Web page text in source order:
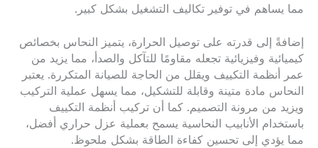
مما يساهم في توفير تكاليف التشغيل بشكل كبير.
إضافةً إلى قدرته على توصيل الحرارة، يتميز النحاس بخصائص
كيميائية وفيزيائية تجعله مقاومًا للتآكل والصدأ، مما يزيد من
عمر أنظمة التكييف ويقلل من الحاجة للصيانة المتكررة. يعتبر
النحاس مادة متينة وقابلة للتشكيل، مما يسهل عملية التركيب
ويزيد من مرونة التصميم. كما أن تركيب أنظمة التكييف
باستخدام الأنابيب النحاسية يسمح بعملية عزل حراري أفضل،
مما يؤدي إلى تحسين كفاءة الطاقة بشكل ملحوظ.